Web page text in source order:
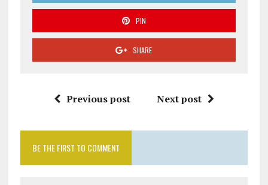
PIN
SHARE
Previous post Next post
BE THE FIRST TO COMMENT